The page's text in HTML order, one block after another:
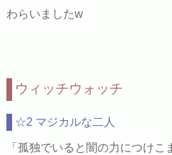
わらいましたw
ウィッチウォッチ
☆2 マジカルな二人
「孤独でいると闇の力につけ